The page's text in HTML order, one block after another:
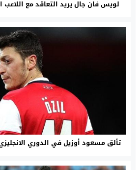
لويس فان جال يريد التعاقد مع اللاعب
تألق مسعود أوزيل في الدوري